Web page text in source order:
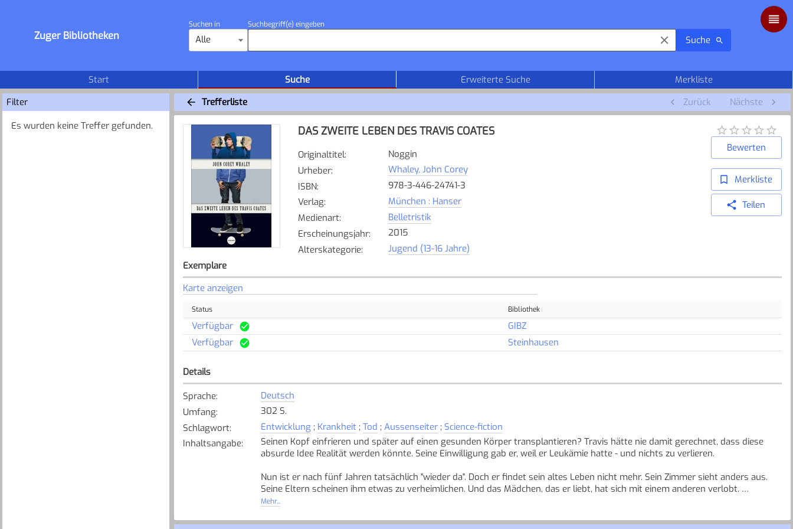
Zuger Bibliotheken
Suchen in
Alle
Suchbegriff(e) eingeben
Suche
Start Suche Erweiterte Suche
Merkliste
Filter
Es wurden keine Treffer gefunden.
Trefferliste Zurück Nächste
DAS ZWEITE LEBEN DES TRAVIS COATES
Originaltitel:
Noggin
Urheber:
Whaley, John Corey
ISBN:
978-3-446-24741-3
Verlag:
München : Hanser
Medienart:
Belletristik
Erscheinungsjahr:
2015
Alterskategorie: Jugend (13-16 Jahre)
Bewerten
Merkliste
Teilen
Exemplare
Karte anzeigen
Status Bibliothek
Verfügbar
GIBZ
Verfügbar
Steinhausen
Details
Sprache:
Deutsch
Umfang:
302 S.
Schlagwort: Entwicklung; Krankheit ; Tod ; Aussenseiter; Science-fiction
Inhaltsangabe:
Seinen Kopf einfrieren und später auf einen gesunden Körper transplantieren? Travis hätte nie damit gerechnet, dass diese
absurde Idee Realität werden könnte. Seine Einwilligung gab er, weil er Leukämie hatte - und nichts zu verlieren.
Nun ist er nach fünf Jahren tatsächlich "wieder da". Doch er findet sein altes Leben nicht mehr. Sein Zimmer sieht anders aus.
Seine Eltern scheinen ihm etwas zu verheimlichen. Und das Mädchen, das er liebt, hat sich mit einem anderen verlobt.
getan. Ein faszinierendes Jugendbuch über Identität, das Erwachsenwerden, Freundschaft und Liebe.
Mehr...